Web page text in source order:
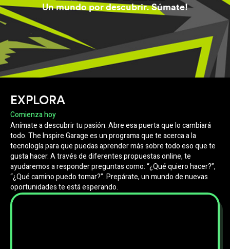
Un mundo por descubrir. Súmate!
EXPLORA
Comienza hoy
Anímate a descubrir tu pasión. Abre esa puerta que lo cambiará
todo. The Inspire Garage es un programa que te acerca a la
tecnología para que puedas aprender más sobre todo eso que te
gusta hacer. A través de diferentes propuestas online, te
ayudaremos a responder preguntas como: “¿Qué quiero hacer?”,
“¿Qué camino puedo tomar?”. Prepárate, un mundo de nuevas
oportunidades te está esperando.